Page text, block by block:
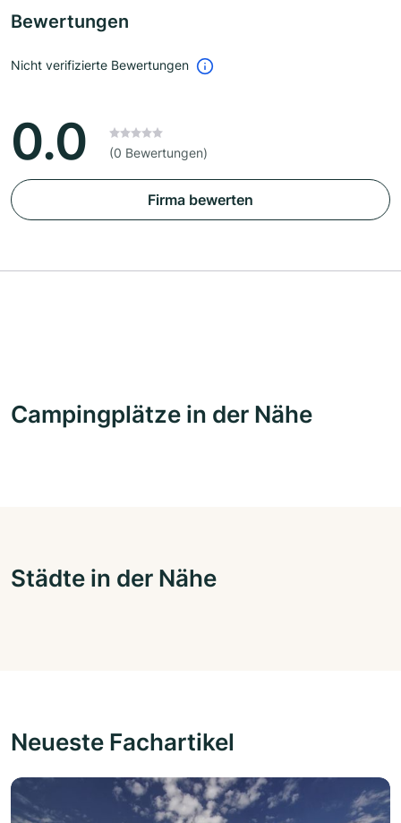
Bewertungen
Nicht verifizierte Bewertungen
0.0 (0 Bewertungen)
Firma bewerten
Campingplätze in der Nähe
Städte in der Nähe
Neueste Fachartikel